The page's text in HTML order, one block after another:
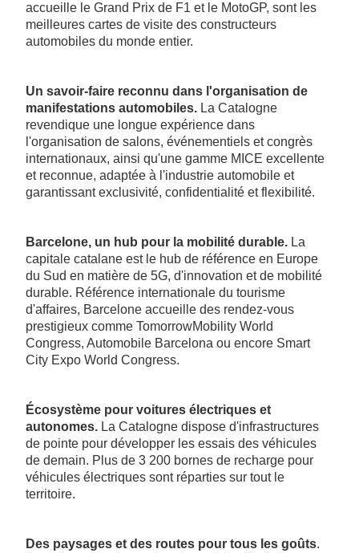
accueille le Grand Prix de F1 et le MotoGP, sont les
meilleures cartes de visite des constructeurs
automobiles du monde entier.
Un savoir-faire reconnu dans l'organisation de
manifestations automobiles. La Catalogne
revendique une longue expérience dans
l'organisation de salons, événementiels et congrès
internationaux, ainsi qu'une gamme MICE excellente
et reconnue, adaptée à l'industrie automobile et
garantissant exclusivité, confidentialité et flexibilité.
Barcelone, un hub pour la mobilité durable. La
capitale catalane est le hub de référence en Europe
du Sud en matière de 5G, d'innovation et de mobilité
durable. Référence internationale du tourisme
d'affaires, Barcelone accueille des rendez-vous
prestigieux comme TomorrowMobility World
Congress, Automobile Barcelona ou encore Smart
City Expo World Congress.
Écosystème pour voitures électriques et
autonomes. La Catalogne dispose d'infrastructures
de pointe pour développer les essais des véhicules
de demain. Plus de 3 200 bornes de recharge pour
véhicules électriques sont réparties sur tout le
territoire.
Des paysages et des routes pour tous les goûts.